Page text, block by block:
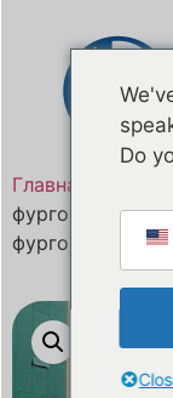
Главная
фургоны
фургоны на
Do